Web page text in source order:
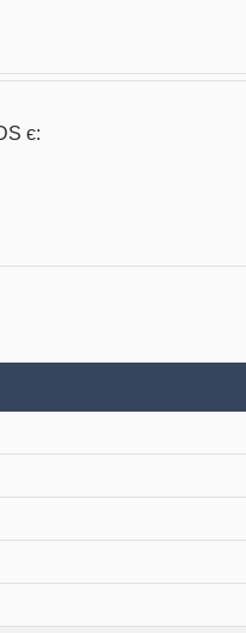
є: